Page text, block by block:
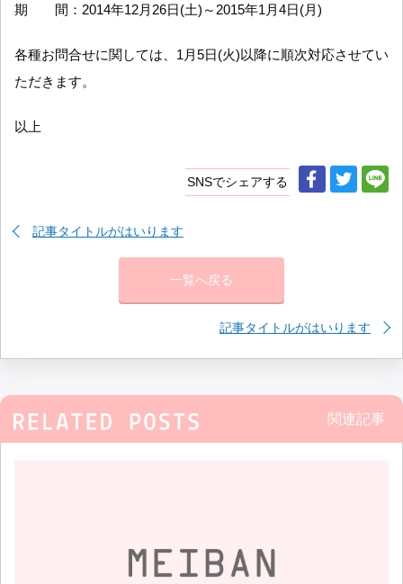
期 間：2014年12月26日(土)～2015年1月4日(月)
各種お問合せに関しては、1月5日(火)以降に順次対応させてい
ただきます。
以上
SNSでシェアする
記事タイトルがはいります
一覧へ戻る
記事タイトルがはいります
関連記事